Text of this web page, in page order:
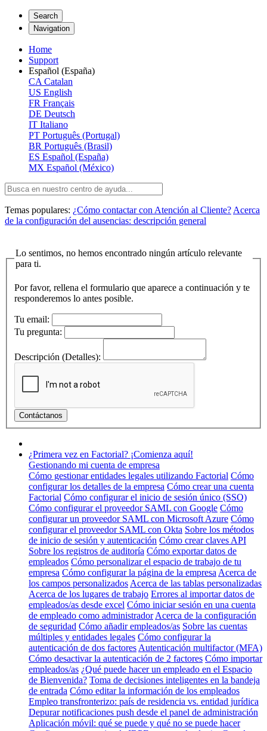
Search
Navigation
Home
Support
Español (España)
CA Catalan
US English
FR Français
DE Deutsch
IT Italiano
PT Português (Portugal)
BR Português (Brasil)
ES Español (España)
MX Español (México)
Temas populares: ¿Cómo contactar con Atención al Cliente? Acerca
de la configuración del ausencias: descripción general
Lo sentimos, no hemos encontrado ningún artículo relevante
para ti.
Por favor, rellena el formulario que aparece a continuación y te
responderemos lo antes posible.
Tu email:
Tu pregunta:
Descripción (Detalles):
¿Primera vez en Factorial? ¡Comienza aquí!
Gestionando mi cuenta de empresa
Cómo gestionar entidades legales utilizando Factorial Cómo
configurar los detalles de la empresa Cómo crear una cuenta
Factorial Cómo configurar el inicio de sesión único (SSO)
Cómo configurar el proveedor SAML con Google Cómo
configurar un proveedor SAML con Microsoft Azure Cómo
configurar el proveedor SAML con Okta Sobre los métodos
de inicio de sesión y autenticación Cómo crear claves API
Sobre los registros de auditoría Cómo exportar datos de
empleados Cómo personalizar el espacio de trabajo de tu
empresa Cómo configurar la página de la empresa Acerca de
los campos personalizados Acerca de las tablas personalizadas
Acerca de los lugares de trabajo Errores al importar datos de
empleados/as desde excel Cómo iniciar sesión en una cuenta
de empleado como administrador Acerca de la configuración
de seguridad Cómo añadir empleados/as Sobre las cuentas
múltiples y entidades legales Cómo configurar la
autenticación de dos factores Autenticación multifactor (MFA)
Cómo desactivar la autenticación de 2 factores Cómo importar
empleados/as ¿Qué puede hacer un empleado en el Espacio
de Bienvenida? Toma de decisiones inteligentes en la bandeja
de entrada Cómo editar la información de los empleados
Empleo transfronterizo: país de residencia vs. entidad jurídica
Depurar notificaciones push desde el panel de administración
Aplicación móvil: qué se puede y qué no se puede hacer